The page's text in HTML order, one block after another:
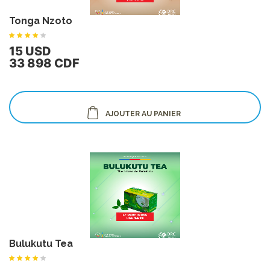
Tonga Nzoto
15 USD
33 898 CDF
AJOUTER AU PANIER
Bulukutu Tea